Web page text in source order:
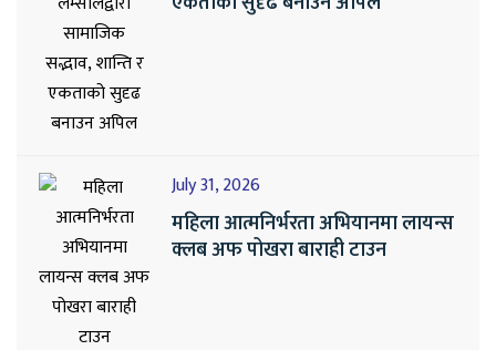
July 31, 2026
महिला आत्मनिर्भरता अभियानमा लायन्स
क्लब अफ पोखरा बाराही टाउन